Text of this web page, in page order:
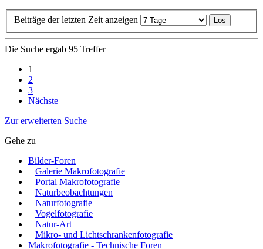
Beiträge der letzten Zeit anzeigen
Die Suche ergab 95 Treffer
1
2
3
Nächste
Zur erweiterten Suche
Gehe zu
Bilder-Foren
Galerie Makrofotografie
Portal Makrofotografie
Naturbeobachtungen
Naturfotografie
Vogelfotografie
Natur-Art
Mikro- und Lichtschrankenfotografie
Makrofotografie - Technische Foren